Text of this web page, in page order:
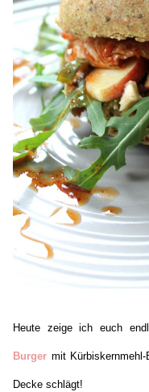
Heute zeige ich euch
Burger mit
Decke schlägt!